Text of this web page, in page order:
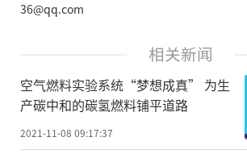
36@qq.com
相关新闻
空气燃料实验系统“梦想成真” 为生
产碳中和的碳氢燃料铺平道路
2021-11-08 09:17:37